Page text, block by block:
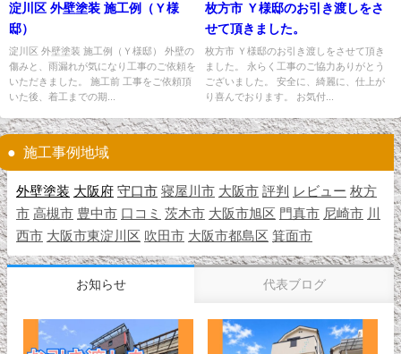
淀川区 外壁塗装 施工例（Ｙ様
邸）
淀川区 外壁塗装 施工例（Ｙ様邸） 外壁の
傷みと、雨漏れが気になり工事のご依頼を
いただきました。 施工前 工事をご依頼頂
いた後、着工までの期...
枚方市 Ｙ様邸のお引き渡しをさ
せて頂きました。
枚方市 Ｙ様邸のお引き渡しをさせて頂き
ました。 永らく工事のご協力ありがとう
ございました。 安全に、綺麗に、仕上が
り喜んでおります。 お気付...
施工事例地域
外壁塗装 大阪府 守口市 寝屋川市 大阪市 評判 レビュー 枚方
市 高槻市 豊中市 口コミ 茨木市 大阪市旭区 門真市 尼崎市
西市 大阪市東淀川区 吹田市 大阪市都島区 箕面市
お知らせ 代表ブログ